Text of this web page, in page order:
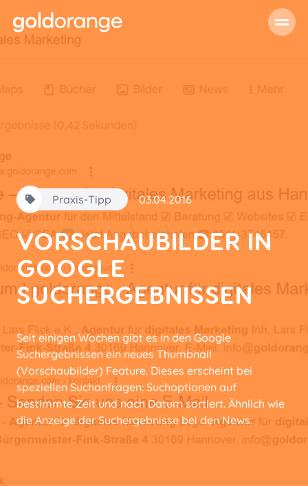
Praxis-Tipp 03.04.2016
VORSCHAUBILDER IN
GOOGLE
SUCHERGEBNISSEN
Seit einigen Wochen gibt es in den Google
Suchergebnissen ein neues Thumbnail
(Vorschaubilder) Feature. Dieses erscheint bei
speziellen Suchanfragen: Suchoptionen auf
bestimmte Zeit und nach Datum sortiert. Ähnlich wie
die Anzeige der Suchergebnisse bei den News.